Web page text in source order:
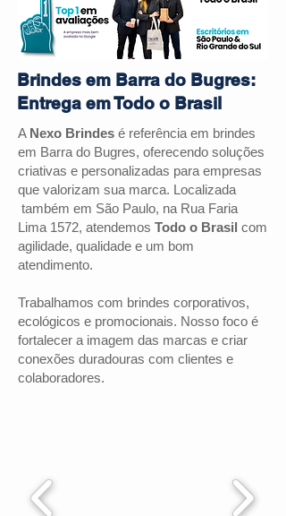
Brindes em Barra do Bugres:
Entrega em Todo o Brasil
A Nexo Brindes é referência em brindes
em Barra do Bugres, oferecendo soluções
criativas e personalizadas para empresas
que valorizam sua marca. Localizada
também em São Paulo, na Rua Faria
Lima 1572, atendemos Todo o Brasil com
agilidade, qualidade e um bom
atendimento.
Trabalhamos com brindes corporativos,
ecológicos e promocionais. Nosso foco é
fortalecer a imagem das marcas e criar
conexões duradouras com clientes e
colaboradores.